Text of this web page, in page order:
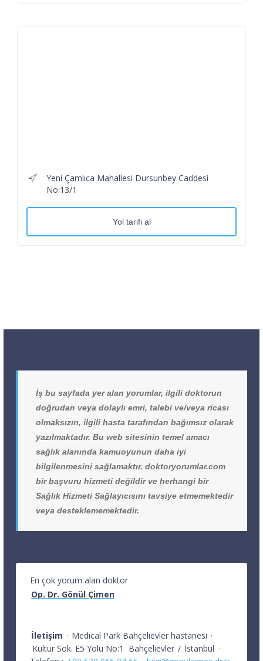
Yeni Çamlıca Mahallesi Dursunbey Caddesi
No:13/1
Yol tarifi al
İş bu sayfada yer alan yorumlar, ilgili doktorun
doğrudan veya dolaylı emri, talebi ve/veya ricası
olmaksızın, ilgili hasta tarafından bağımsız olarak
yazılmaktadır. Bu web sitesinin temel amacı
sağlık alanında kamuoyunun daha iyi
bilgilenmesini sağlamaktır. doktoryorumlar.com
bir başvuru hizmeti değildir ve herhangi bir
Sağlık Hizmeti Sağlayıcısını tavsiye etmemektedir
veya desteklememektedir.
En çok yorum alan doktor
Op. Dr. Gönül Çimen
İletişim · Medical Park Bahçelievler hastanesi ·
Kültür Sok. E5 Yolu No:1
Bahçelievler / İstanbul ·